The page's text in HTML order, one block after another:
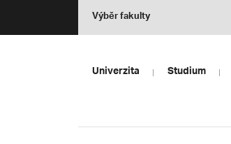
Výběr fakulty
Univerzita Studium